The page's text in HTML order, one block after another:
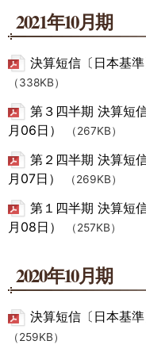
2021年10月期
決算短信〔日本基
（338KB）
第３四半期 決算短
月06日）
（267KB）
第２四半期 決算短
月07日）
（269KB）
第１四半期 決算短
月08日）
（257KB）
2020年10月期
決算短信〔日本基
（259KB）